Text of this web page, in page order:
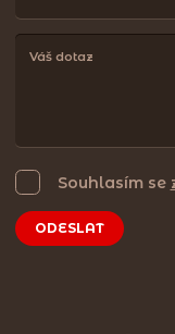
Souhlasím se
ODESLAT